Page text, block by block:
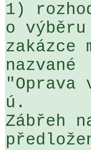
1)
o
zakázce
nazvané
ú.
Zábřeh